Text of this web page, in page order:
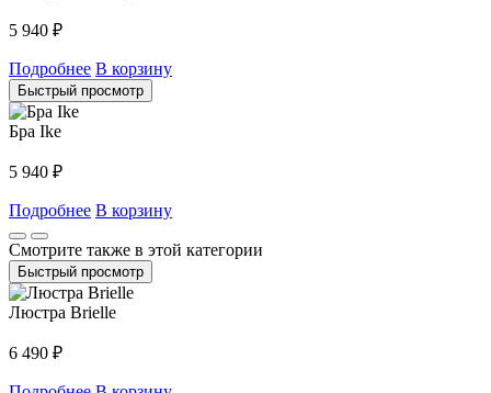
5 940 ₽
Подробнее В корзину
Быстрый просмотр
Бра Ike
5 940 ₽
Подробнее В корзину
Смотрите также в этой категории
Быстрый просмотр
Люстра Brielle
6 490 ₽